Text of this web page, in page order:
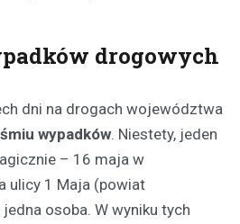
drogowych
dni na drogach województwa
wypadków. Niestety, jeden
– 16 maja w
ulicy 1 Maja (powiat
osoba. W wyniku tych